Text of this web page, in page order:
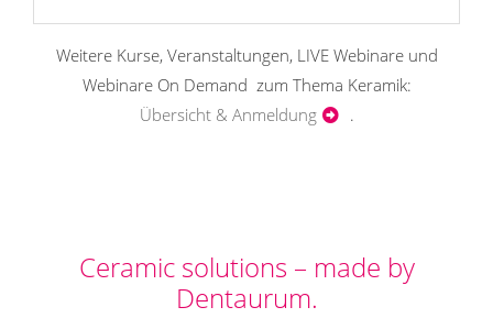
Weitere Kurse, Veranstaltungen, LIVE Webinare und
Webinare On Demand zum Thema Keramik:
Übersicht & Anmeldung
.
Ceramic solutions – made by
Dentaurum.